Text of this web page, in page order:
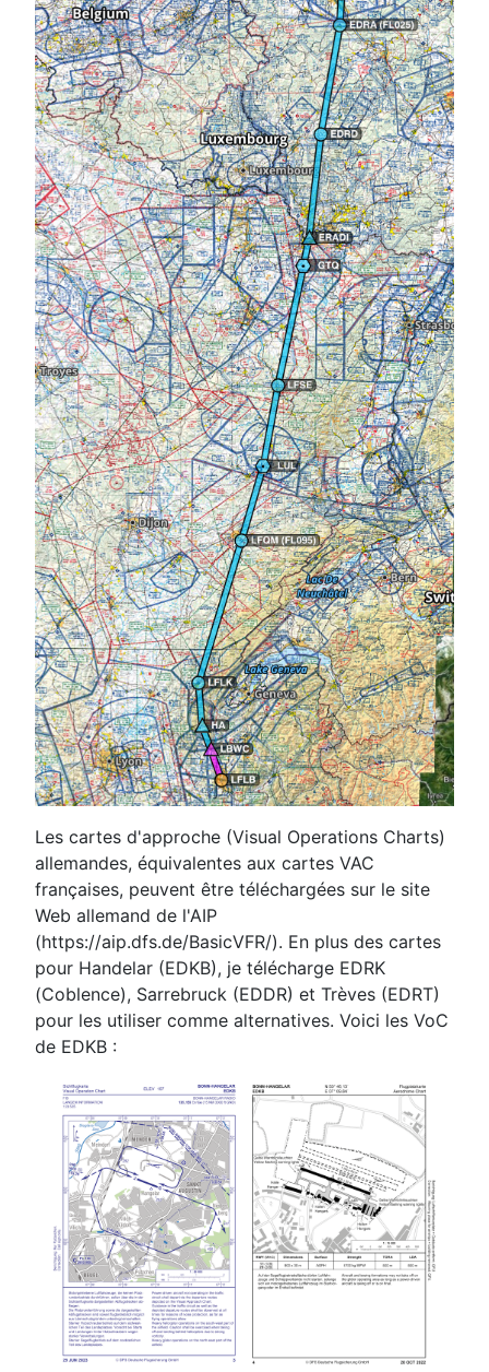
Les cartes d'approche (Visual Operations Charts)
allemandes, équivalentes aux cartes VAC
françaises, peuvent être téléchargées sur le site
Web allemand de l'AIP
(https://aip.dfs.de/BasicVFR/). En plus des cartes
pour Handelar (EDKB), je télécharge EDRK
(Coblence), Sarrebruck (EDDR) et Trèves (EDRT)
pour les utiliser comme alternatives. Voici les VoC
de EDKB :